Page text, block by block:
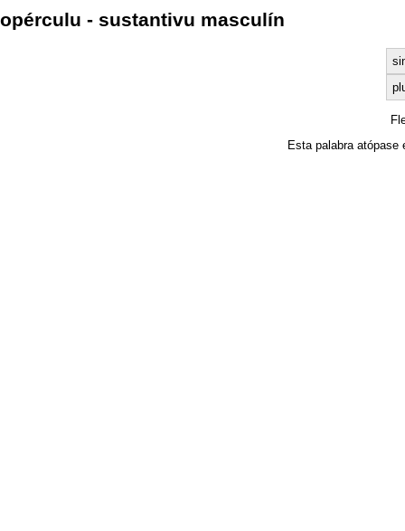
opérculu - sustantivu masculín
Esta palabra atópase